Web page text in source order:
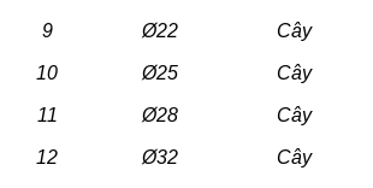
9 Ø22 Cây
10 Ø25 Cây
11 Ø28 Cây
12 Ø32 Cây